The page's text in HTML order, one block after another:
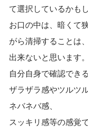
て選択しているかも
お口の中は、暗くて
がら清掃することは
出来ないと思います。
自分自身で確認でき
ザラザラ感やツルツ
ネバネバ感、
スッキリ感等の感覚